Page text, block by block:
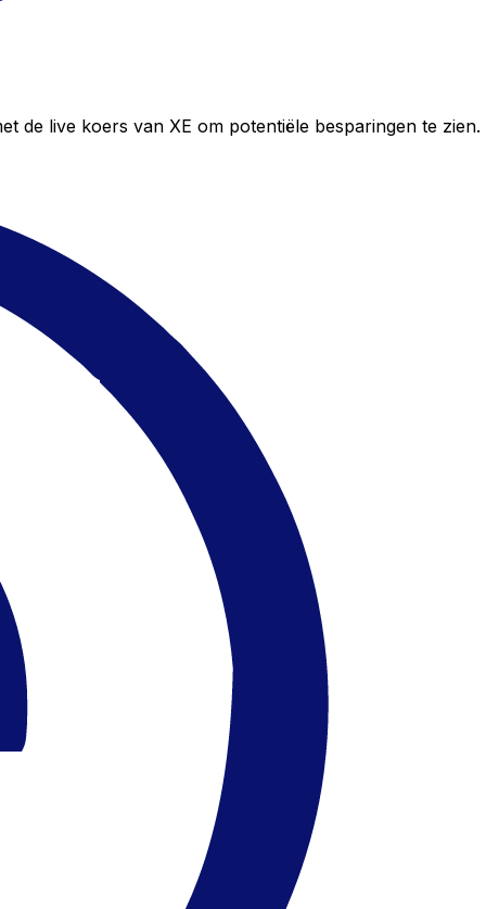
live koers van XE om potentiële besparingen te